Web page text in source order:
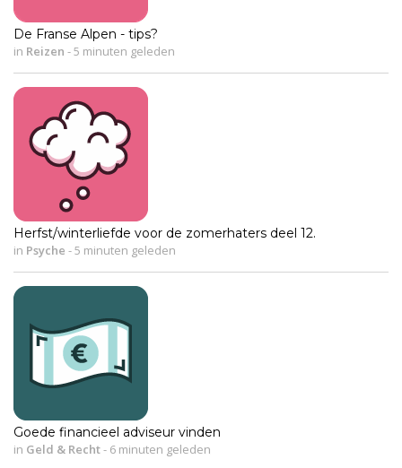
De Franse Alpen - tips?
in Reizen -5 minuten geleden
Herfst/winterliefde voor de zomerhaters deel 12.
in Psyche -5 minuten geleden
Goede financieel adviseur vinden
in Geld & Recht- 6 minuten geleden